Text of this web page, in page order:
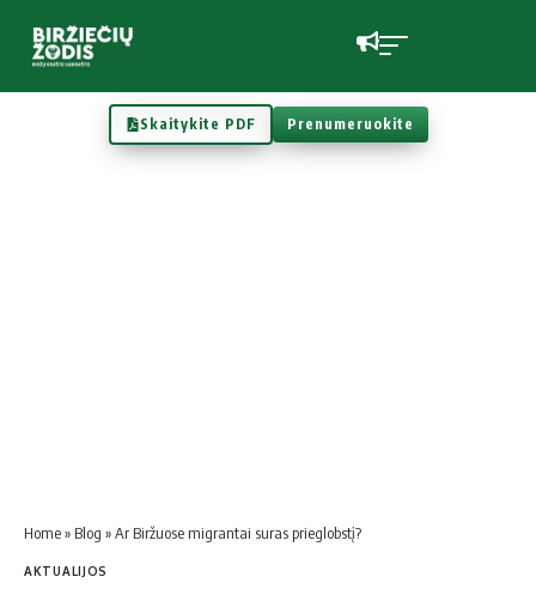
Skaitykite PDF Prenumeruokite
Home» Blog »Ar Biržuose migrantai suras prieglobstį?
AKTUALIJOS